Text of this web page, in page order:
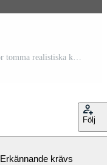
biljettmall. kupong med streckkod. vektor tomma realistiska kort. konsert teater lotteri biljetter Gratis Vektor
Följ
Erkännande krävs